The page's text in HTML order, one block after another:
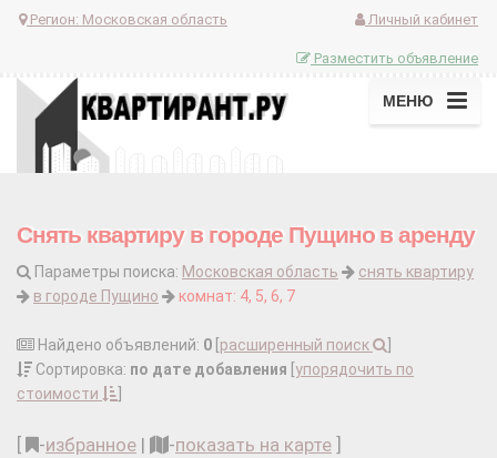
Регион: Московская область Личный кабинет
Разместить объявление
МЕНЮ
Снять квартиру в городе Пущино в аренду
Параметры поиска: Московская область
снять квартиру
в городе Пущино
комнат: 4, 5, 6, 7
Найдено объявлений: 0 расширенный поиск
Сортировка: по дате добавления упорядочить по
стоимости
-избранное | -показать на карте